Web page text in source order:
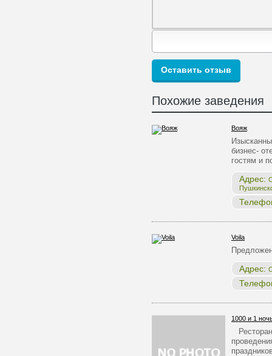
Похожие заведения
Вояж
бизнес-
гостям и
Адрес:
Voila
Адрес:
1000 и 1